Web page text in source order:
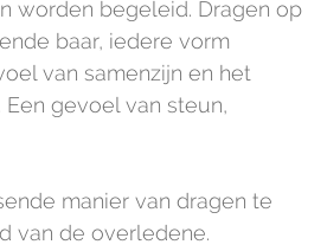
worden begeleid. Dragen op
baar, iedere vorm
van samenzijn en het
gevoel van steun,
manier van dragen te
van de overledene.